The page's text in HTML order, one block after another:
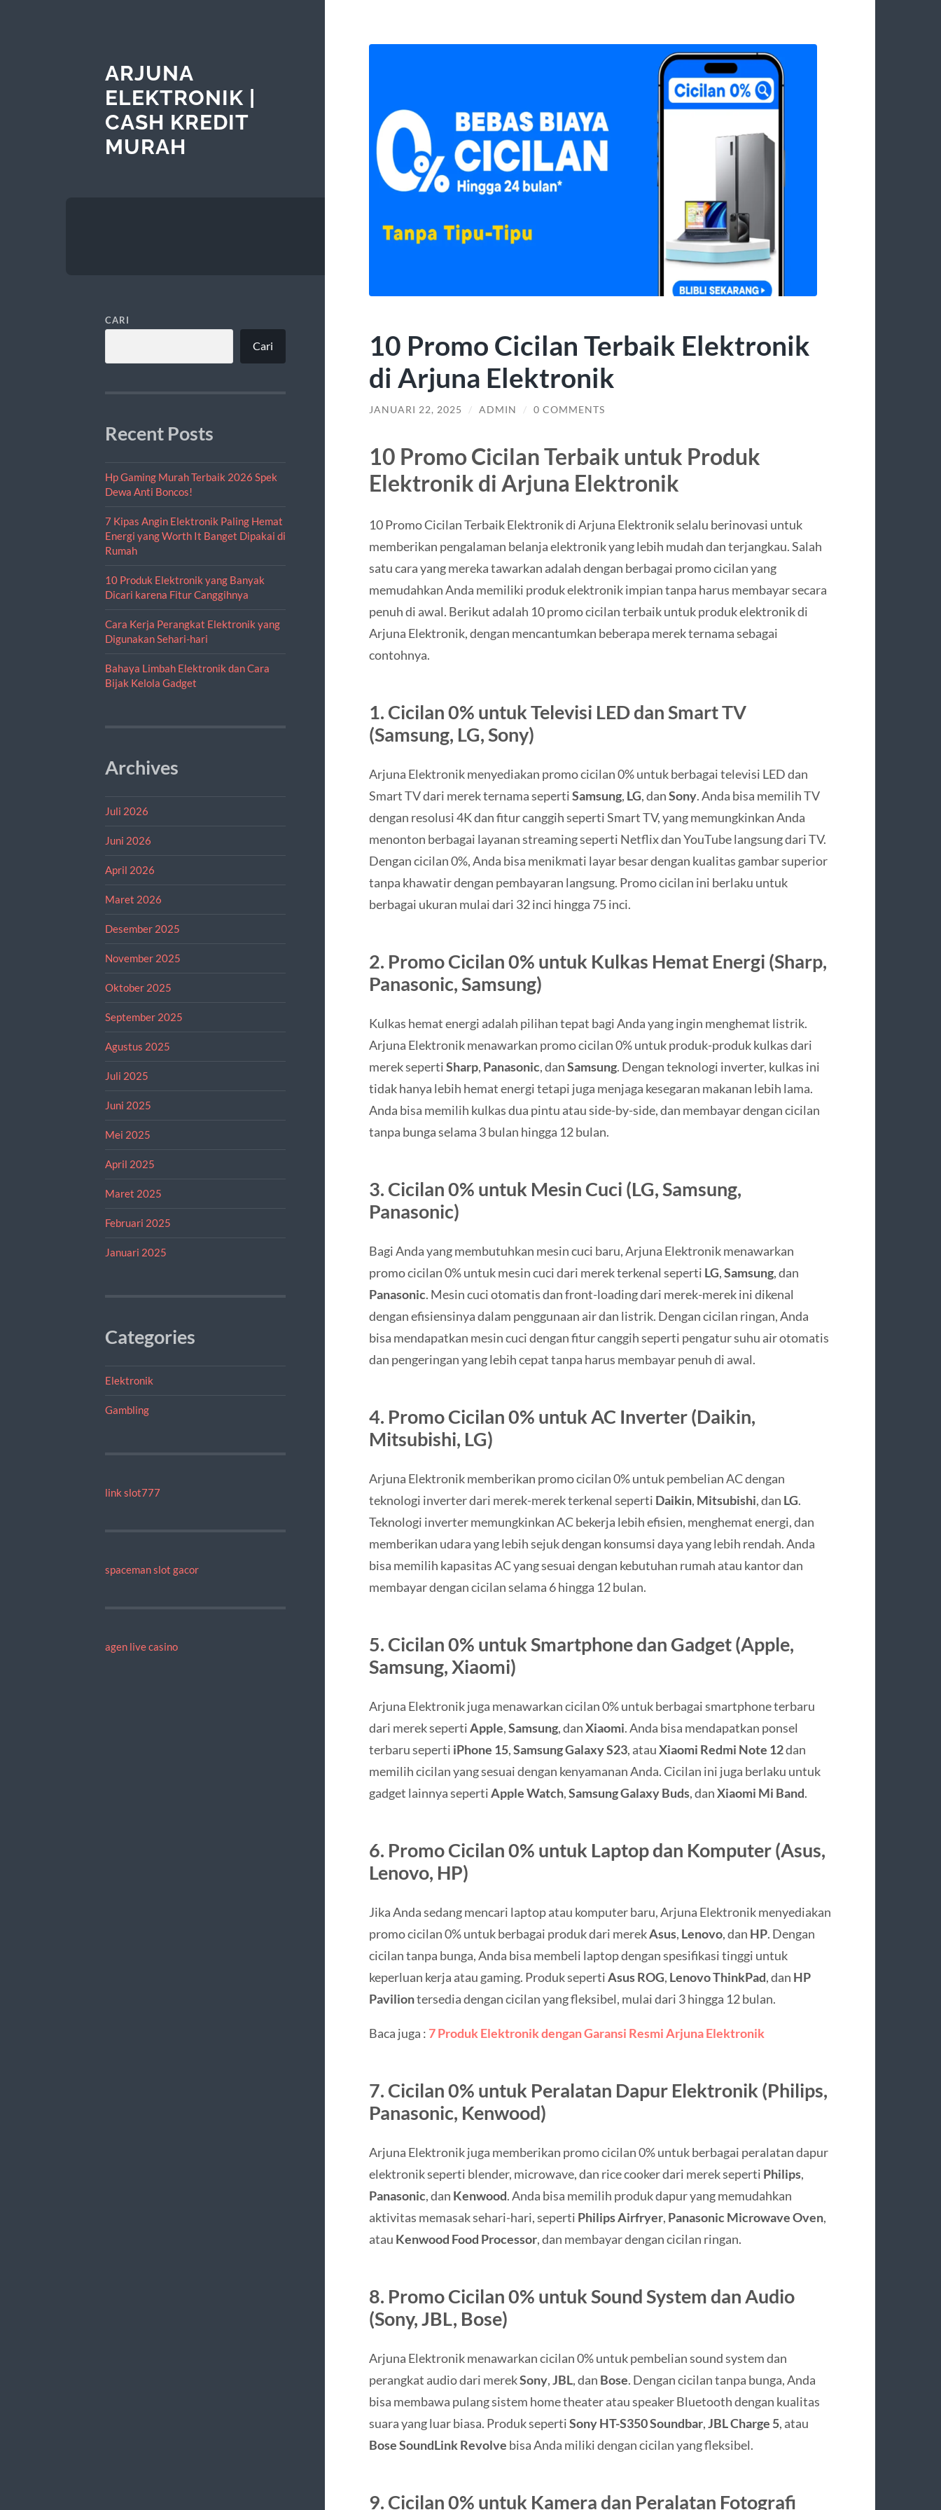
ARJUNA
ELEKTRONIK |
CASH KREDIT
MURAH
CARI
Cari
Recent Posts
Hp Gaming Murah Terbaik 2026 Spek
Dewa Anti Boncos!
7 Kipas Angin Elektronik Paling Hemat
Energi yang Worth It Banget Dipakai di
Rumah
10 Produk Elektronik yang Banyak
Dicari karena Fitur Canggihnya
Cara Kerja Perangkat Elektronik yang
Digunakan Sehari-hari
Bahaya Limbah Elektronik dan Cara
Bijak Kelola Gadget
Archives
Juli 2026
Juni 2026
April 2026
Maret 2026
Desember 2025
November 2025
Oktober 2025
September 2025
Agustus 2025
Juli 2025
Juni 2025
Mei 2025
April 2025
Maret 2025
Februari 2025
Januari 2025
Categories
Elektronik
Gambling
link slot777
spaceman slot gacor
agen live casino
10 Promo Cicilan Terbaik Elektronik
di Arjuna Elektronik
JANUARI 22, 2025 / ADMIN / 0 COMMENTS
10 Promo Cicilan Terbaik untuk Produk
Elektronik di Arjuna Elektronik
10 Promo Cicilan Terbaik Elektronik di Arjuna Elektronik selalu berinovasi untuk
memberikan pengalaman belanja elektronik yang lebih mudah dan terjangkau. Salah
satu cara yang mereka tawarkan adalah dengan berbagai promo cicilan yang
memudahkan Anda memiliki produk elektronik impian tanpa harus membayar secara
penuh di awal. Berikut adalah 10 promo cicilan terbaik untuk produk elektronik di
Arjuna Elektronik, dengan mencantumkan beberapa merek ternama sebagai
contohnya.
1. Cicilan 0% untuk Televisi LED dan Smart TV
(Samsung, LG, Sony)
Arjuna Elektronik menyediakan promo cicilan 0% untuk berbagai televisi LED dan
Smart TV dari merek ternama sepertiSamsung, LG, danSony. Anda bisa memilih TV
dengan resolusi 4K dan fitur canggih seperti Smart TV, yang memungkinkan Anda
menonton berbagai layanan streaming seperti Netflix dan YouTube langsung dari TV.
Dengan cicilan 0%, Anda bisa menikmati layar besar dengan kualitas gambar superior
tanpa khawatir dengan pembayaran langsung. Promo cicilan ini berlaku untuk
berbagai ukuran mulai dari 32 inci hingga 75 inci.
2. Promo Cicilan 0% untuk Kulkas Hemat Energi (Sharp,
Panasonic, Samsung)
Kulkas hemat energi adalah pilihan tepat bagi Anda yang ingin menghemat listrik.
Arjuna Elektronik menawarkan promo cicilan 0% untuk produk-produk kulkas dari
merek sepertiSharp, Panasonic, danSamsung. Dengan teknologi inverter, kulkas ini
tidak hanya lebih hemat energi tetapi juga menjaga kesegaran makanan lebih lama.
Anda bisa memilih kulkas dua pintu atau side-by-side, dan membayar dengan cicilan
tanpa bunga selama 3 bulan hingga 12 bulan.
3. Cicilan 0% untuk Mesin Cuci (LG, Samsung,
Panasonic)
Bagi Anda yang membutuhkan mesin cuci baru, Arjuna Elektronik menawarkan
promo cicilan 0% untuk mesin cuci dari merek terkenal seperti LG,Samsung, dan
Panasonic. Mesin cuci otomatis dan front-loading dari merek-merek ini dikenal
dengan efisiensinya dalam penggunaan air dan listrik. Dengan cicilan ringan, Anda
bisa mendapatkan mesin cuci dengan fitur canggih seperti pengatur suhu air otomatis
dan pengeringan yang lebih cepat tanpa harus membayar penuh di awal.
4. Promo Cicilan 0% untuk AC Inverter (Daikin,
Mitsubishi, LG)
Arjuna Elektronik memberikan promo cicilan 0% untuk pembelian AC dengan
teknologi inverter dari merek-merek terkenal seperti Daikin, Mitsubishi, dan LG.
Teknologi inverter memungkinkan AC bekerja lebih efisien, menghemat energi, dan
memberikan udara yang lebih sejuk dengan konsumsi daya yang lebih rendah. Anda
bisa memilih kapasitas AC yang sesuai dengan kebutuhan rumah atau kantor dan
membayar dengan cicilan selama 6 hingga 12 bulan.
5. Cicilan 0% untuk Smartphone dan Gadget (Apple,
Samsung, Xiaomi)
Arjuna Elektronik juga menawarkan cicilan 0% untuk berbagai smartphone terbaru
dari merek sepertiApple,Samsung, danXiaomi. Anda bisa mendapatkan ponsel
terbaru seperti iPhone 15,Samsung Galaxy S23, atauXiaomi Redmi Note 12dan
memilih cicilan yang sesuai dengan kenyamanan Anda. Cicilan ini juga berlaku untuk
gadget lainnya sepertiApple Watch,Samsung Galaxy Buds, danXiaomi Mi Band.
6. Promo Cicilan 0% untuk Laptop dan Komputer (Asus,
Lenovo, HP)
Jika Anda sedang mencari laptop atau komputer baru, Arjuna Elektronik menyediakan
promo cicilan 0% untuk berbagai produk dari merekAsus, Lenovo, dan HP. Dengan
cicilan tanpa bunga, Anda bisa membeli laptop dengan spesifikasi tinggi untuk
keperluan kerja atau gaming. Produk sepertiAsus ROG, Lenovo ThinkPad, dan HP
Paviliontersedia dengan cicilan yang fleksibel, mulai dari 3 hingga 12 bulan.
Baca juga : 7 Produk Elektronik dengan Garansi Resmi Arjuna Elektronik
7. Cicilan 0% untuk Peralatan Dapur Elektronik (Philips,
Panasonic, Kenwood)
Arjuna Elektronik juga memberikan promo cicilan 0% untuk berbagai peralatan dapur
elektronik seperti blender, microwave, dan rice cooker dari merek seperti Philips,
Panasonic, dan Kenwood. Anda bisa memilih produk dapur yang memudahkan
aktivitas memasak sehari-hari, seperti Philips Airfryer, Panasonic Microwave Oven,
atau Kenwood Food Processor, dan membayar dengan cicilan ringan.
8. Promo Cicilan 0% untuk Sound System dan Audio
(Sony, JBL, Bose)
Arjuna Elektronik menawarkan cicilan 0% untuk pembelian sound system dan
perangkat audio dari merekSony,JBL, dan Bose. Dengan cicilan tanpa bunga, Anda
bisa membawa pulang sistem home theater atau speaker Bluetooth dengan kualitas
suara yang luar biasa. Produk sepertiSony HT-S350 Soundbar,JBL Charge 5, atau
Bose SoundLink Revolve bisa Anda miliki dengan cicilan yang fleksibel.
9. Cicilan 0% untuk Kamera dan Peralatan Fotografi